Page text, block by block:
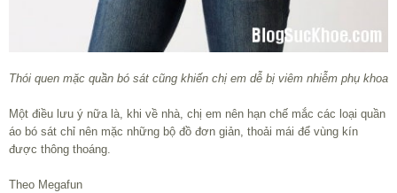
Thói quen mặc quần bó sát cũng khiến chị em dễ bị viêm nhiễm phụ khoa
Một điều lưu ý nữa là, khi về nhà, chị em nên hạn chế mắc các loại quần
áo bó sát chỉ nên mặc những bộ đồ đơn giản, thoải mái để vùng kín
được thông thoáng.
Theo Megafun